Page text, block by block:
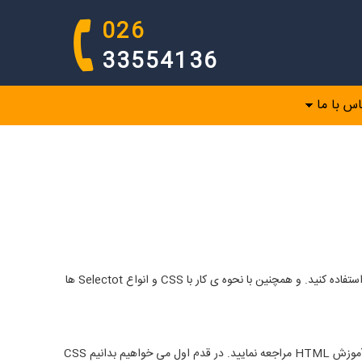
026
33554136
با ما
در خود آموز سریع CSS و با استفاده از مثال های موجود در آن، شما یاد خواهید گرفت که چگونه از CSS برای تنظیم استایل ها و ظاهر صفحه وب سایت استفاده کنید. و همچنین با نحوه ی کار با CSS و انواع Selectot ها
چیزهایی که شما باید از قبل بدانید ! قبل از ادامه شما باید یک درک ابتدایی از HTML داشته باشید. برای این منظور شما باید در ابتدا به مقاله مربوط به آموزش HTML مراجعه نمایید. در قدم اول می خواهیم بدانیم CSS